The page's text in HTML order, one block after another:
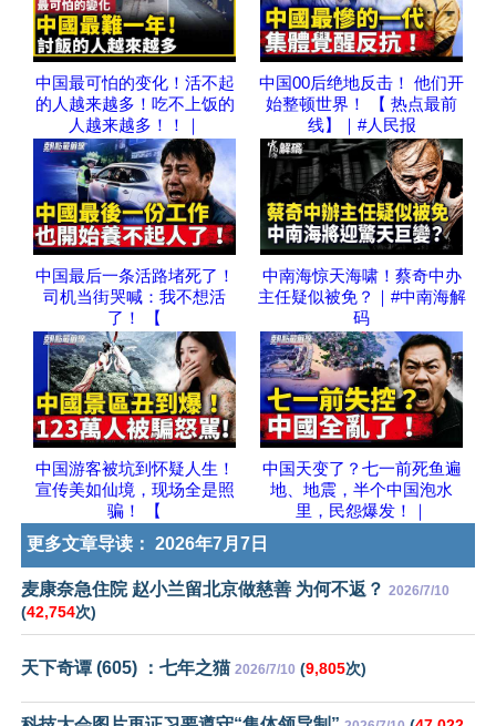
中国最可怕的变化！活不起
的人越来越多！吃不上饭的
人越来越多！！｜
中国00后绝地反击！ 他们开
始整顿世界！ 【 热点最前
线】｜#人民报
中国最后一条活路堵死了！
司机当街哭喊：我不想活
了！ 【
中南海惊天海啸！蔡奇中办
主任疑似被免？｜#中南海解
码
中国游客被坑到怀疑人生！
宣传美如仙境，现场全是照
骗！ 【
中国天变了？七一前死鱼遍
地、地震，半个中国泡水
里，民怨爆发！｜
更多文章导读： 2026年7月7日
麦康奈急住院 赵小兰留北京做慈善 为何不返？ 2026/7/10
(42,754次)
天下奇谭 (605) ：七年之猫 2026/7/10 (9,805次)